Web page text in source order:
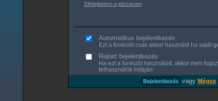
Elfelejtettem a jelszavam
Automatikus bejelentkezés
Ezt a funkciót csak akkor használd ha saját
Rejtett bejelentkezés
Ha ezt a funkciót használod, akkor nem
felhasználók listáján
vagy Mégse